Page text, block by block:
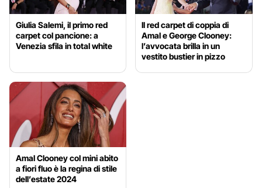
Giulia Salemi, il primo red
carpet col pancione: a
Venezia sfila in total white
Il red carpet di coppia di
Amal e George Clooney:
l’avvocata brilla in un
vestito bustier in pizzo
Amal Clooney col mini abito
a fiori fluo è la regina di stile
dell’estate 2024